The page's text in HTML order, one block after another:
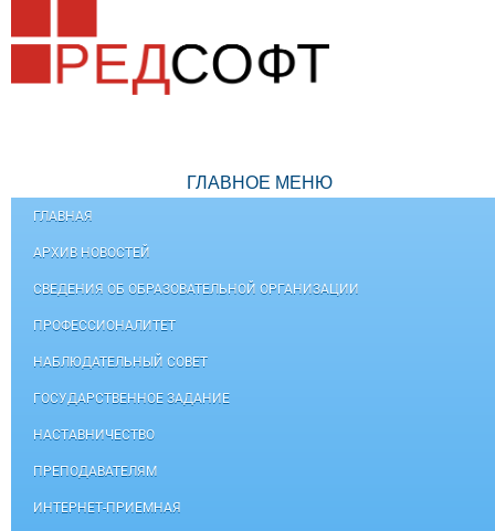
ГЛАВНОЕ МЕНЮ
ГЛАВНАЯ
АРХИВ НОВОСТЕЙ
СВЕДЕНИЯ ОБ ОБРАЗОВАТЕЛЬНОЙ ОРГАНИЗАЦИИ
ПРОФЕССИОНАЛИТЕТ
НАБЛЮДАТЕЛЬНЫЙ СОВЕТ
ГОСУДАРСТВЕННОЕ ЗАДАНИЕ
НАСТАВНИЧЕСТВО
ПРЕПОДАВАТЕЛЯМ
ИНТЕРНЕТ-ПРИЕМНАЯ